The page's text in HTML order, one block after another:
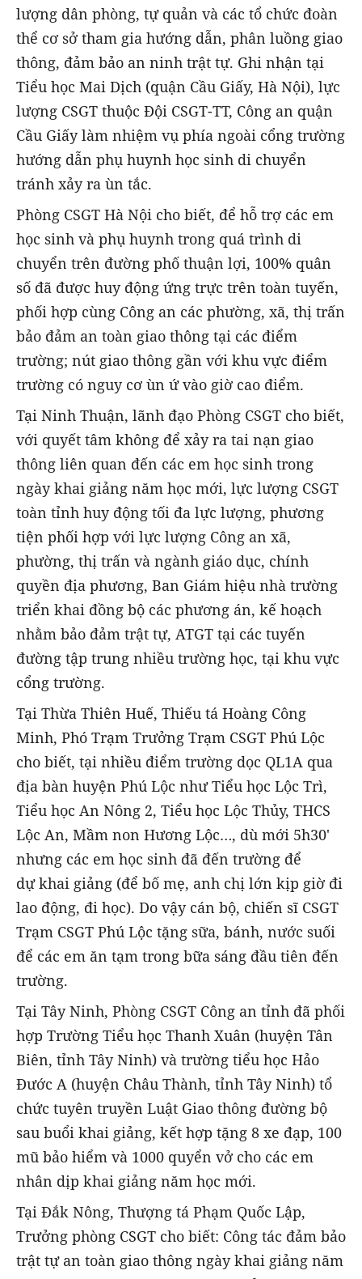
lượng dân phòng, tự quản và các tổ chức đoàn
thể cơ sở tham gia hướng dẫn, phân luồng giao
thông, đảm bảo an ninh trật tự. Ghi nhận tại
Tiểu học Mai Dịch (quận Cầu Giấy, Hà Nội), lực
lượng CSGT thuộc Đội CSGT-TT, Công an quận
Cầu Giấy làm nhiệm vụ phía ngoài cổng trường
hướng dẫn phụ huynh học sinh di chuyển
tránh xảy ra ùn tắc.
Phòng CSGT Hà Nội cho biết, để hỗ trợ các em
học sinh và phụ huynh trong quá trình di
chuyển trên đường phố thuận lợi, 100% quân
số đã được huy động ứng trực trên toàn tuyến,
phối hợp cùng Công an các phường, xã, thị trấn
bảo đảm an toàn giao thông tại các điểm
trường; nút giao thông gần với khu vực điểm
trường có nguy cơ ùn ứ vào giờ cao điểm.
Tại Ninh Thuận, lãnh đạo Phòng CSGT cho biết,
với quyết tâm không để xảy ra tai nạn giao
thông liên quan đến các em học sinh trong
ngày khai giảng năm học mới, lực lượng CSGT
toàn tỉnh huy động tối đa lực lượng, phương
tiện phối hợp với lực lượng Công an xã,
phường, thị trấn và ngành giáo dục, chính
quyền địa phương, Ban Giám hiệu nhà trường
triển khai đồng bộ các phương án, kế hoạch
nhằm bảo đảm trật tự, ATGT tại các tuyến
đường tập trung nhiều trường học, tại khu vực
cổng trường.
Tại Thừa Thiên Huế, Thiếu tá Hoàng Công
Minh, Phó Trạm Trưởng Trạm CSGT Phú Lộc
cho biết, tại nhiều điểm trường dọc QL1A qua
địa bàn huyện Phú Lộc như Tiểu học Lộc Trì,
Tiểu học An Nông 2, Tiểu học Lộc Thủy, THCS
Lộc An, Mầm non Hương Lộc…, dù mới 5h30'
nhưng các em học sinh đã đến trường để
dự khai giảng (để bố mẹ, anh chị lớn kịp giờ đi
lao động, đi học). Do vậy cán bộ, chiến sĩ CSGT
Trạm CSGT Phú Lộc tặng sữa, bánh, nước suối
để các em ăn tạm trong bữa sáng đầu tiên đến
trường.
Tại Tây Ninh, Phòng CSGT Công an tỉnh đã phối
hợp Trường Tiểu học Thanh Xuân (huyện Tân
Biên, tỉnh Tây Ninh) và trường tiểu học Hảo
Đước A (huyện Châu Thành, tỉnh Tây Ninh) tổ
chức tuyên truyền Luật Giao thông đường bộ
sau buổi khai giảng, kết hợp tặng 8 xe đạp, 100
mũ bảo hiểm và 1000 quyển vở cho các em
nhân dịp khai giảng năm học mới.
Tại Đắk Nông, Thượng tá Phạm Quốc Lập,
Trưởng phòng CSGT cho biết: Công tác đảm bảo
trật tự an toàn giao thông ngày khai giảng năm